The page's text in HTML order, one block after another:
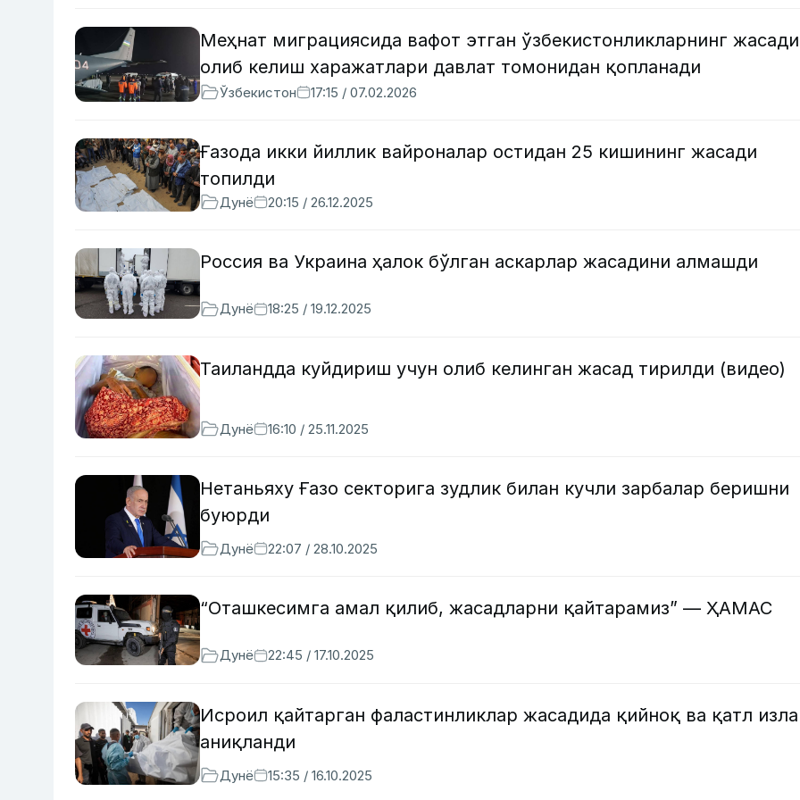
Меҳнат миграциясида вафот этган ўзбекистонликларнинг
олиб келиш харажатлари давлат томонидан қопланади
Ўзбекистон 17:15 / 07.02.2026
Ғазода икки йиллик вайроналар остидан 25 кишининг жасади
топилди
Дунё 20:15 / 26.12.2025
Россия ва Украина ҳалок бўлган аскарлар жасадини алмашди
Дунё 18:25 / 19.12.2025
Таиландда куйдириш учун олиб келинган жасад тирилди (видео)
Дунё 16:10 / 25.11.2025
Нетаньяху Ғазо секторига зудлик билан кучли зарбалар беришни
буюрди
Дунё 22:07 / 28.10.2025
“Оташкесимга амал қилиб, жасадларни қайтарамиз” — ҲАМАС
Дунё 22:45 / 17.10.2025
Исроил қайтарган фаластинликлар жасадида қийноқ ва қатл
аниқланди
Дунё 15:35 / 16.10.2025